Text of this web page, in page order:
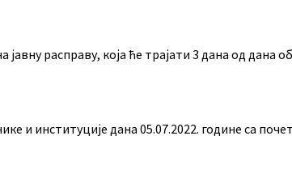
јавну расправу, која ће трајати 3 дана од
и институције дана 05.07.2022. године са